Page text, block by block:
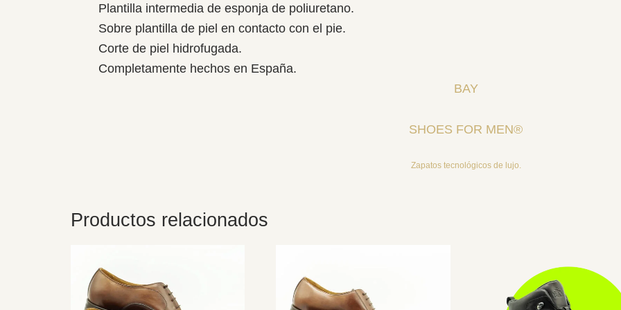
Plantilla intermedia de esponja de poliuretano.
Sobre plantilla de piel en contacto con el pie.
Corte de piel hidrofugada.
Completamente hechos en España.
BAY
SHOES FOR MEN®
Zapatos tecnológicos de lujo.
Productos relacionados
producto
tiene
producto
tiene